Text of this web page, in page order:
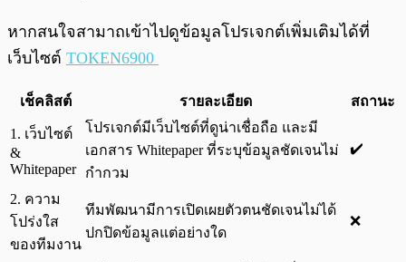
หากสนใจสามาถเข้าไปดูข้อมูลโปรเจกต์เพิ่มเติมได้ที่
เว็บไซต์ TOKEN6900
เช็คลิสต์ รายละเอียด สถานะ
1. เว็บไซต์
&
Whitepaper
โปรเจกต์มีเว็บไซต์ที่ดูน่าเชื่อถือ และมี
เอกสาร Whitepaper ที่ระบุข้อมูลชัดเจนไม่
กำกวม
✔️
2. ความ
โปร่งใส
ของทีมงาน
ทีมพัฒนามีการเปิดเผยตัวตนชัดเจนไม่ได้
ปกปิดข้อมูลแต่อย่างใด
❌